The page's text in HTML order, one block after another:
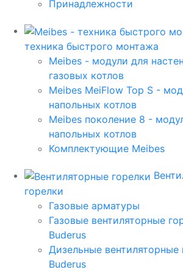
Принадлежности
техника быстрого монтажа
Meibes - модули для
газовых котлов
Meibes MeiFlow Top S -
напольных котлов
Meibes поколение 8 -
напольных котлов
Комплектующие Meibes
горелки
Газовые арматуры
Газовые вентиляторные
Buderus
Дизельные вентиляторные
Buderus